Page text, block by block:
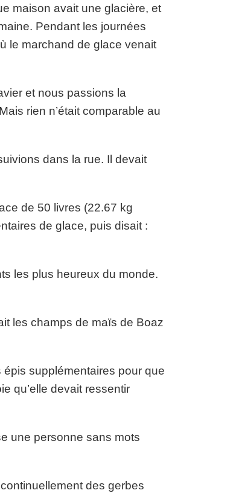
maison avait une glacière, et
Pendant les journées
le marchand de glace venait
et nous passions la
rien n’était comparable au
dans la rue. Il devait
de 50 livres (22.67 kg
de glace, puis disait :
les plus heureux du monde.
les champs de maïs de Boaz
supplémentaires pour que
qu’elle devait ressentir
une personne sans mots
des gerbes